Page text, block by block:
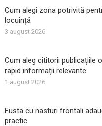
Cum alegi zona potrivită
locuință
3 august 2026
Cum aleg cititorii publicațiile
rapid informații relevante
1 august 2026
Fusta cu nasturi frontali
practic